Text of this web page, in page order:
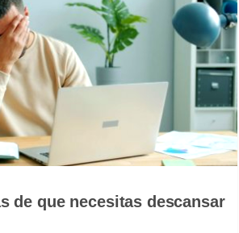
de que necesitas descansar